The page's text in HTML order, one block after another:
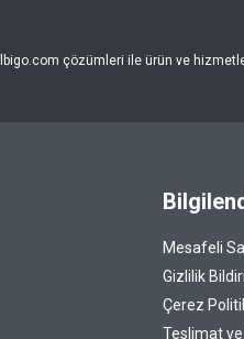
çözümleri ile ürün ve
Mesafeli
Gizlilik
Çerez
Teslimat ve